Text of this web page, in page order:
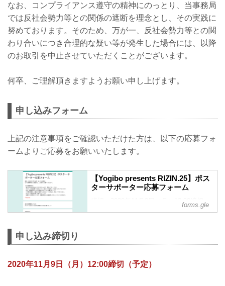
なお、コンプライアンス遵守の精神にのっとり、当事務局
では反社会勢力等との関係の遮断を理念とし、その実践に
努めております。そのため、万が一、反社会勢力等との関
わり合いにつき合理的な疑い等が発生した場合には、以降
のお取引を中止させていただくことがございます。
何卒、ご理解頂きますようお願い申し上げます。
申し込みフォーム
上記の注意事項をご確認いただけた方は、以下の応募フォ
ームよりご応募をお願いいたします。
【Yogibo presents RIZIN.25】ポス
ターサポーター応募フォーム
締切：2020年11月9日（月）12:00締切
以下注意事項をご確認の上、ご応募をお
・ポスターの発送費につきましては、着
払いにて送料をご負担いただいておりま
forms.gle
申し込み締切り
2020年11月9日（月）12:00締切（予定）